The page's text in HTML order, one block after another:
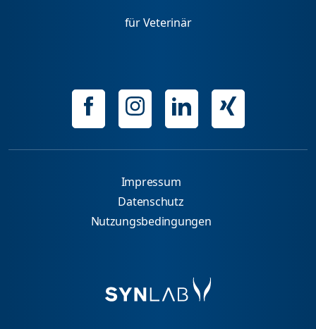
für Veterinär
Impressum
Datenschutz
Nutzungsbedingungen